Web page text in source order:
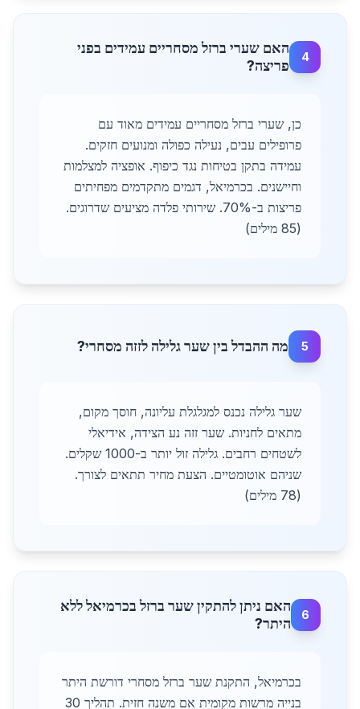
4
האם שערי ברזל מסחריים עמידים בפני
פריצה?
כן, שערי ברזל מסחריים עמידים מאוד עם
פרופילים עבים, נעילה כפולה ומנועים חזקים.
עמידה בתקן בטיחות נגד כיפוף. אופציה למצלמות
וחיישנים. בכרמיאל, דגמים מתקדמים מפחיתים
פריצות ב-70%. שירותי פלדה מציעים שדרוגים.
(85 מילים)
5 מה ההבדל בין שער גלילה לזזה מסחרי?
שער גלילה נכנס למגלגלת עליונה, חוסך מקום,
מתאים לחניות. שער זזה נע הצידה, אידיאלי
לשטחים רחבים. גלילה זול יותר ב-1000 שקלים.
שניהם אוטומטיים. הצעת מחיר תתאים לצורך.
(78 מילים)
6
האם ניתן להתקין שער ברזל בכרמיאל ללא
היתר?
בכרמיאל, התקנת שער ברזל מסחרי דורשת היתר
בנייה מרשות מקומית אם משנה חזית. תהליך 30